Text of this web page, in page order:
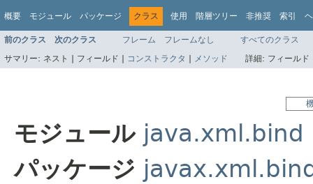
概要 モジュール パッケージ クラス 使用 階層ツリー 非推奨 索引
前のクラス 次のクラス フレーム フレームなし
すべてのクラス
サマリー: ネスト | フィールド | コンストラクタ | メソッド 詳細: フィール
モジュール java.xml.bind
パッケージ